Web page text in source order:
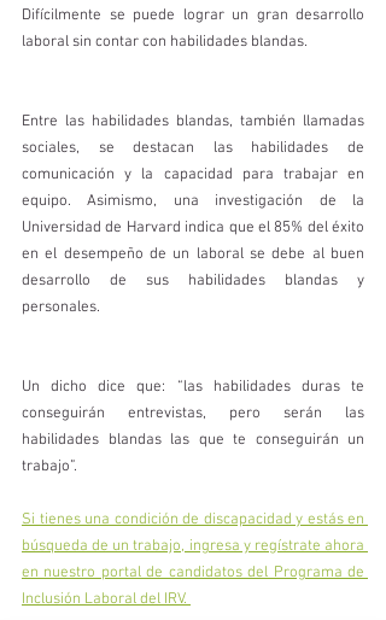
Difícilmente se puede lograr un gran desarrollo
laboral sin contar con habilidades blandas.
Entre las habilidades blandas, también llamadas
sociales, se destacan las habilidades de
comunicación y la capacidad para trabajar en
equipo. Asimismo, una investigación de la
Universidad de Harvard indica que el 85% del éxito
en el desempeño de un laboral se debe al buen
desarrollo de sus habilidades blandas y
personales.
Un dicho dice que: “las habilidades duras te
conseguirán entrevistas, pero serán las
habilidades blandas las que te conseguirán un
trabajo”.
Si tienes una condición de discapacidad y estás en
búsqueda de un trabajo, ingresa y regístrate ahora
en nuestro portal de candidatos del Programa de
Inclusión Laboral del IRV.